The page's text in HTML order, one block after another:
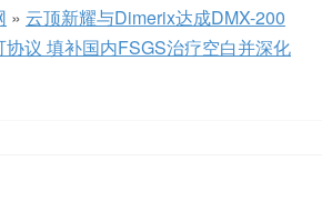
» 云顶新耀与Dimerix达成DMX-200
议 填补国内FSGS治疗空白并深化